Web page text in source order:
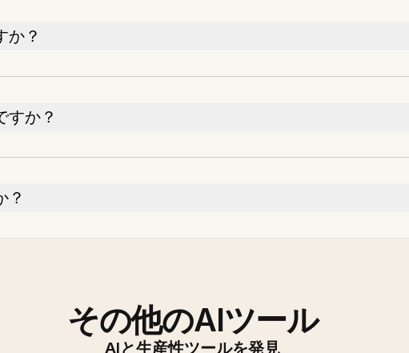
か？
すか？
？
その他のAIツール
AIと生産性ツールを発見